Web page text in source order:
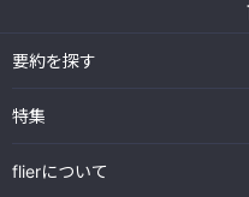
要約を探す
特集
flierについて